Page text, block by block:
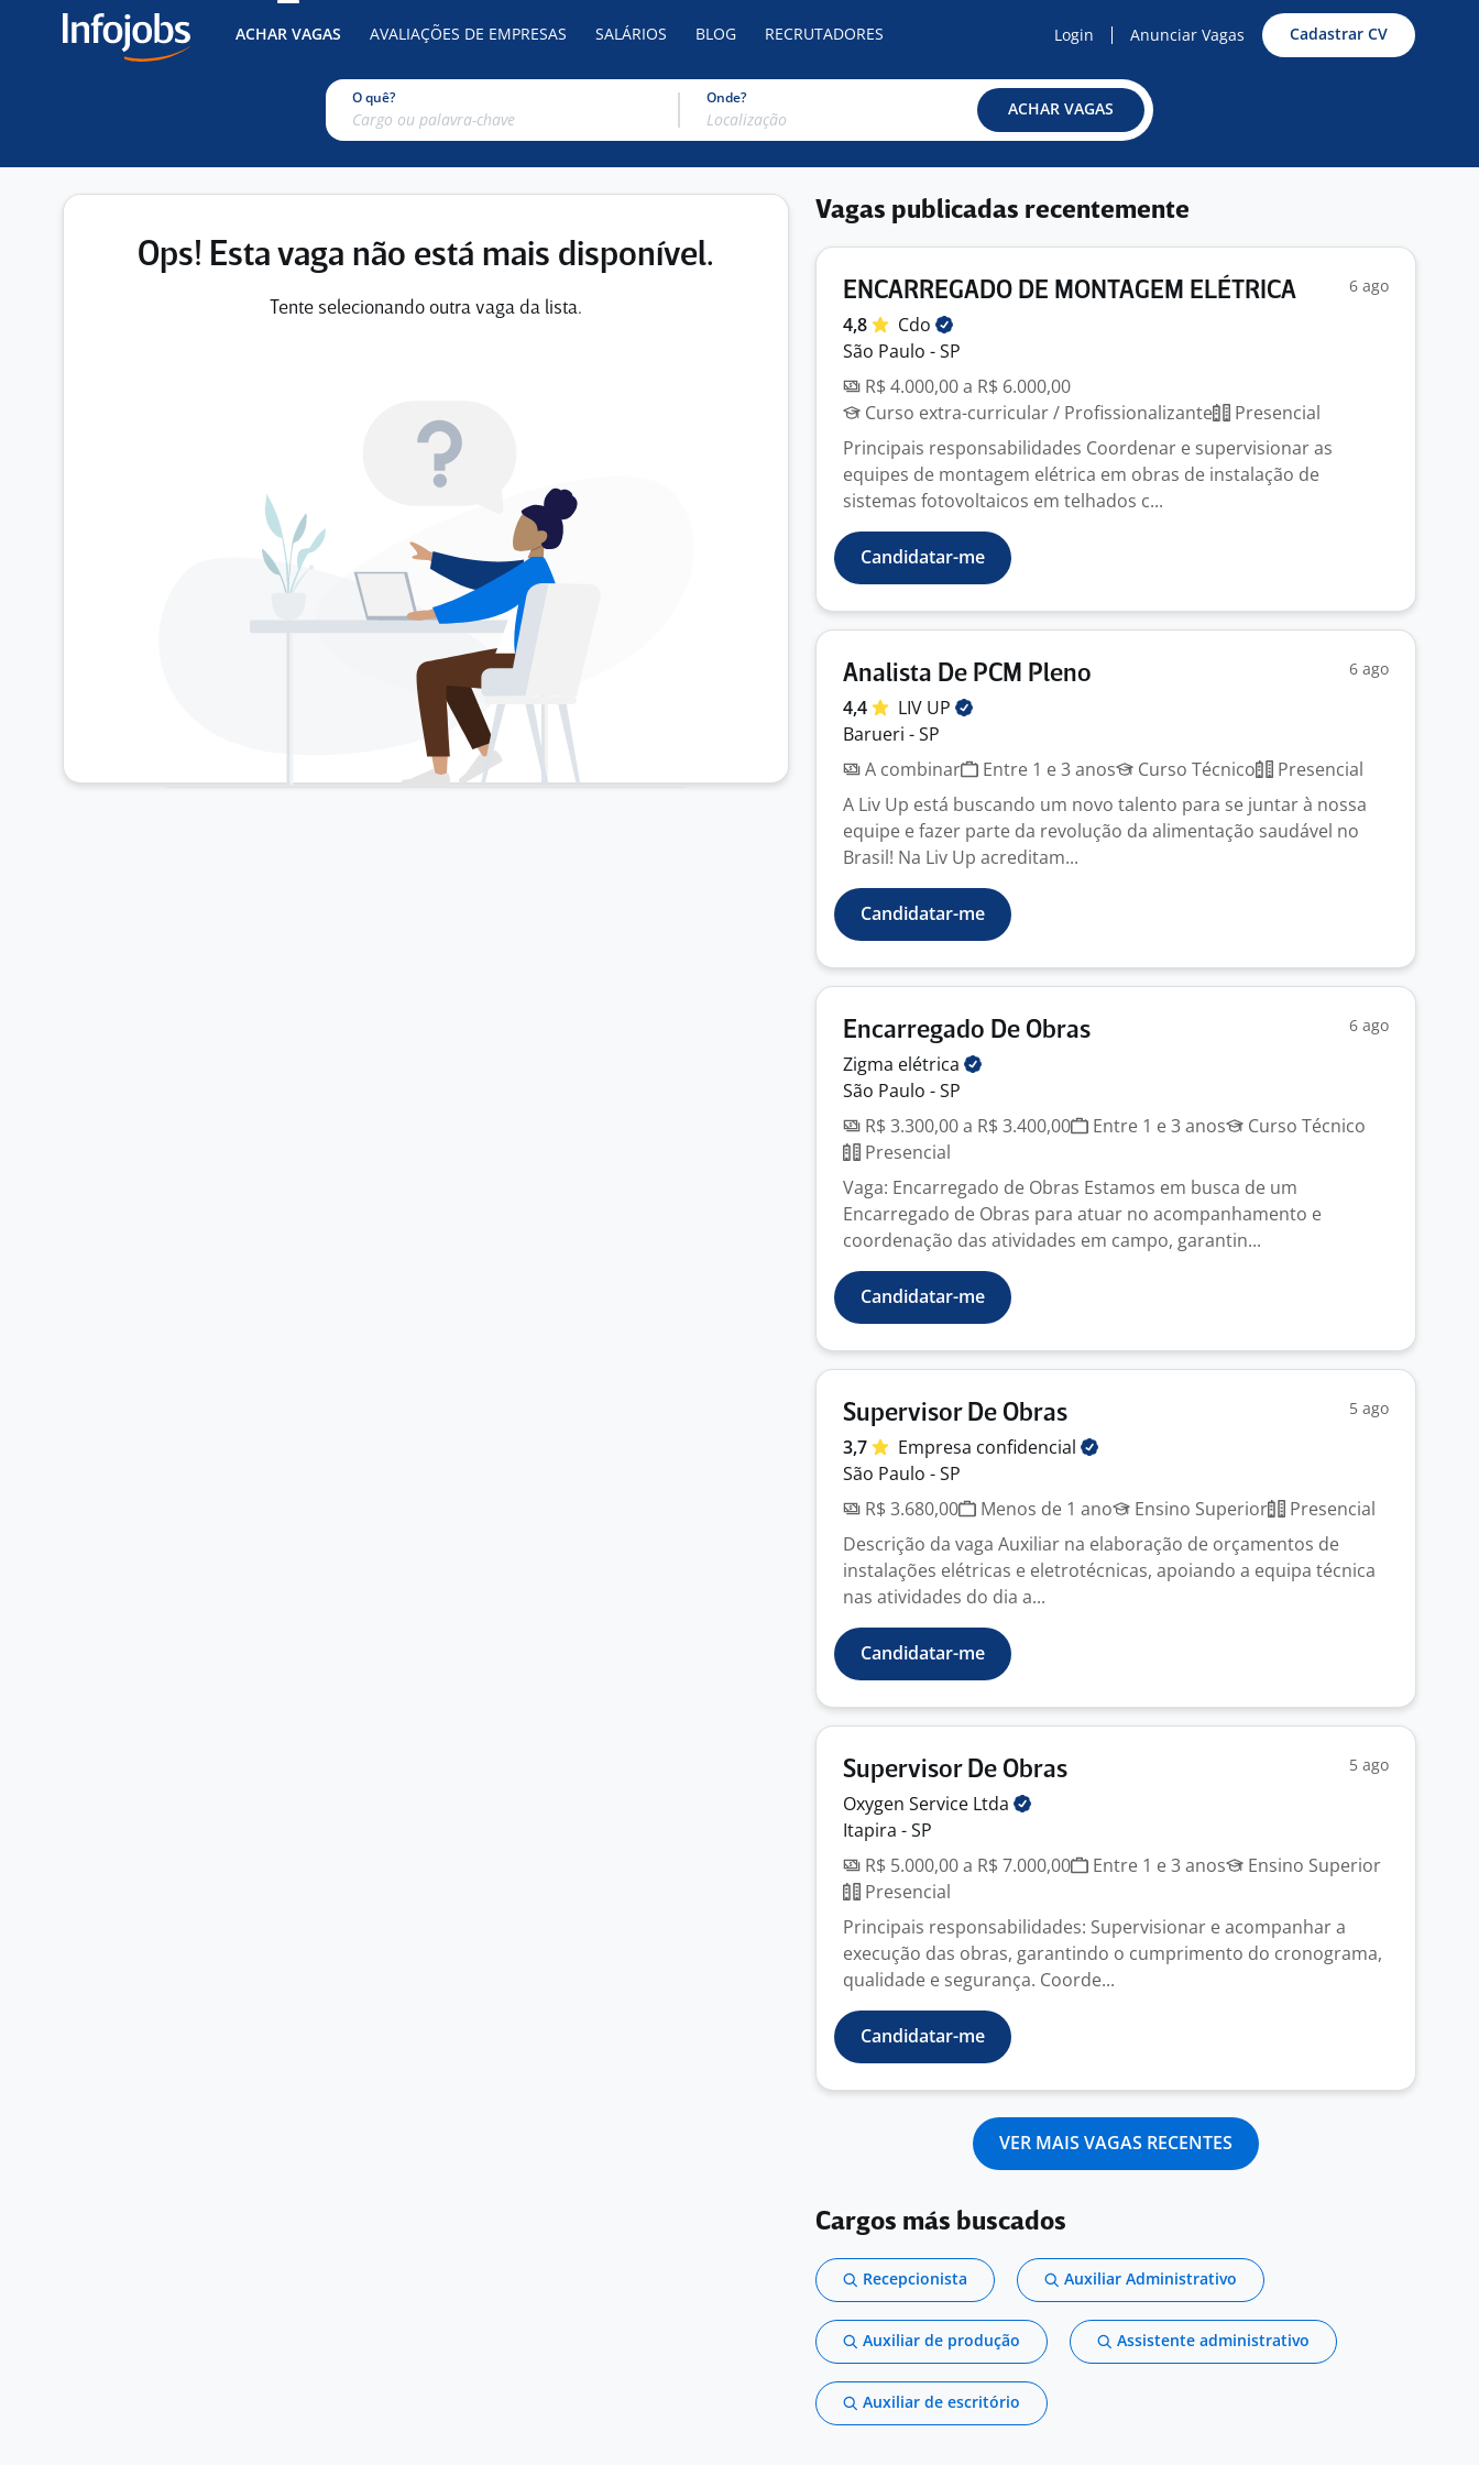
ACHAR VAGAS AVALIAÇÕES DE EMPRESAS SALÁRIOS BLOG RECRUTADORES Login Anunciar Vagas Cadastrar CV
O quê? Onde?
ACHAR VAGAS
Ops! Esta vaga não está mais disponível.
Tente selecionando outra vaga da lista.
Vagas publicadas recentemente
ENCARREGADO DE MONTAGEM ELÉTRICA 6 ago
4,8
Cdo
São Paulo - SP
R$ 4.000,00 a R$ 6.000,00
Curso extra-curricular / Profissionalizante
Presencial
Principais responsabilidades Coordenar e supervisionar as
equipes de montagem elétrica em obras de instalação de
sistemas fotovoltaicos em telhados c...
Candidatar-me
Analista De PCM Pleno 6 ago
4,4 LIV UP
Barueri - SP
A combinar
Entre 1 e 3 anos Curso Técnico
Presencial
A Liv Up está buscando um novo talento para se juntar à nossa
equipe e fazer parte da revolução da alimentação saudável no
Brasil! Na Liv Up acreditam...
Candidatar-me
Encarregado De Obras 6 ago
Zigma elétrica
São Paulo - SP
R$ 3.300,00 a R$ 3.400,00
Entre 1 e 3 anos
Curso Técnico
Presencial
Vaga: Encarregado de Obras Estamos em busca de um
Encarregado de Obras para atuar no acompanhamento e
coordenação das atividades em campo, garantin...
Candidatar-me
Supervisor De Obras 5 ago
3,7 Empresa confidencial
São Paulo - SP
R$ 3.680,00
Menos de 1 ano Ensino Superior
Presencial
Descrição da vaga Auxiliar na elaboração de orçamentos de
instalações elétricas e eletrotécnicas, apoiando a equipa técnica
nas atividades do dia a...
Candidatar-me
Supervisor De Obras 5 ago
Oxygen Service Ltda
Itapira - SP
R$ 5.000,00 a R$ 7.000,00
Entre 1 e 3 anos
Ensino Superior
Presencial
Principais responsabilidades: Supervisionar e acompanhar a
execução das obras, garantindo o cumprimento do cronograma,
qualidade e segurança. Coorde...
Candidatar-me
VER MAIS VAGAS RECENTES
Cargos más buscados
Recepcionista Auxiliar Administrativo
Auxiliar de produção Assistente administrativo
Auxiliar de escritório